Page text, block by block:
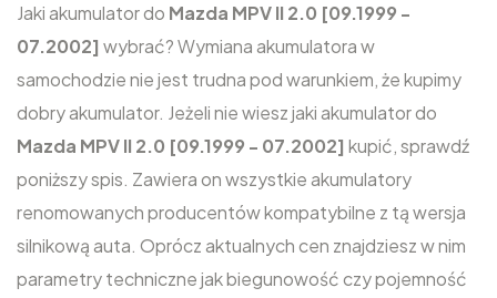
Jaki akumulator do Mazda MPV II 2.0 [09.1999 -
07.2002] wybrać? Wymiana akumulatora w
samochodzie nie jest trudna pod warunkiem, że kupimy
dobry akumulator. Jeżeli nie wiesz jaki akumulator do
Mazda MPV II 2.0 [09.1999 - 07.2002] kupić, sprawdź
poniższy spis. Zawiera on wszystkie akumulatory
renomowanych producentów kompatybilne z tą wersja
silnikową auta. Oprócz aktualnych cen znajdziesz w nim
parametry techniczne jak biegunowość czy pojemność